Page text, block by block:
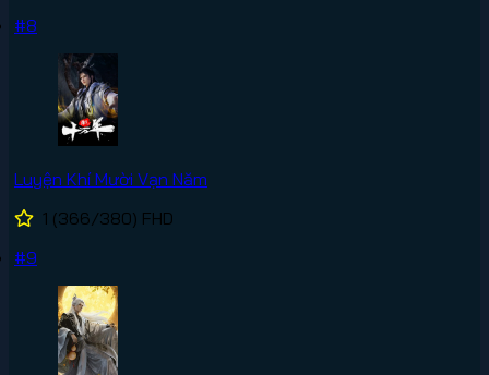
#8
Luyện Khí Mười Vạn Năm
1 (366/380) FHD
#9